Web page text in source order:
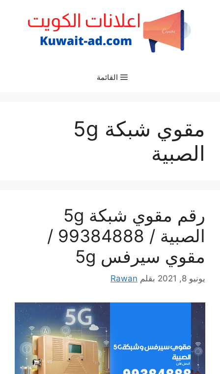
القائمة
مقوي شبكة 5g
الصبية
رقم مقوي شبكة 5g
الصبية / 99384888 /
مقوي سيرفس 5g
يونيو 8, 2021 بقلم Rawan